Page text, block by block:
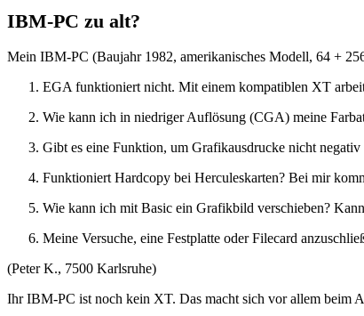
IBM-PC zu alt?
Mein IBM-PC (Baujahr 1982, amerikanisches Modell, 64 +
EGA funktioniert nicht. Mit einem kompatiblen XT
Wie kann ich in niedriger Auflösung (CGA) meine
Gibt es eine Funktion, um Grafikausdrucke nicht
Funktioniert Hardcopy bei Herculeskarten? Bei mir
Wie kann ich mit Basic ein Grafikbild verschieben?
Meine Versuche, eine Festplatte oder Filecard
(Peter K., 7500 Karlsruhe)
Ihr IBM-PC ist noch kein XT. Das macht sich vor allem beim